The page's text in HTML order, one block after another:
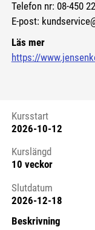
Telefon nr: 08-450
E-post:
Läs mer
https://
Kursstart
Kursstart
2026-10-12
Kurslängd
10 veckor
Slutdatum
2026-12-18
Beskrivning